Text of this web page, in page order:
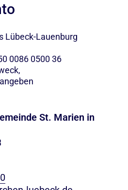
Lübeck-Lauenburg
0086 0500 36
St. Marien in